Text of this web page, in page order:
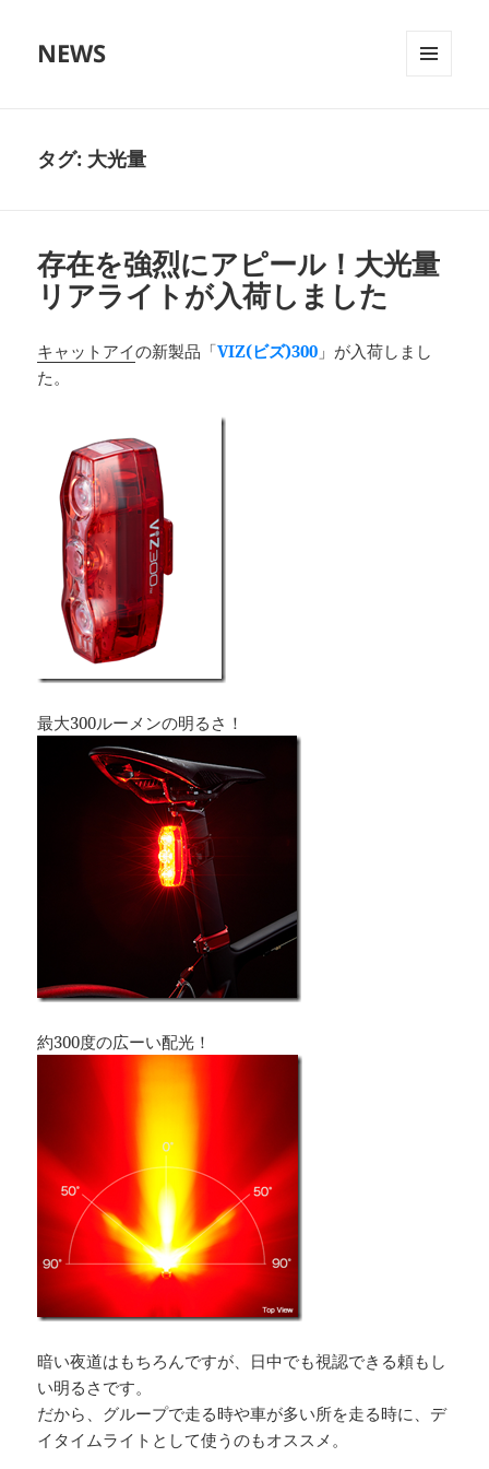
NEWS
タグ: 大光量
存在を強烈にアピール！大光量
リアライトが入荷しました
キャットアイの新製品「VIZ(ビズ)300 」が入荷しまし
た。
最大300ルーメンの明るさ！
約300度の広ーい配光！
暗い夜道はもちろんですが、日中でも視認できる頼もし
い明るさです。
だから、グループで走る時や車が多い所を走る時に、デ
イタイムライトとして使うのもオススメ。